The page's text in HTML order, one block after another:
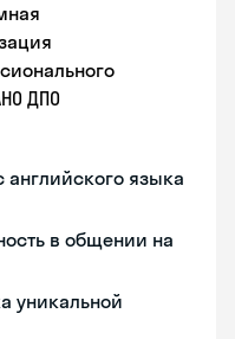
ДПО
английского языка
в общении на
уникальной